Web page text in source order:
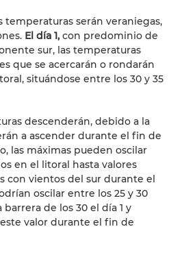
temperaturas serán veraniegas,
El día 1, con predominio de
sur, las temperaturas
que se acercarán o rondarán
situándose entre los 30 y 35
descenderán, debido a la
a ascender durante el fin de
las máximas pueden oscilar
en el litoral hasta valores
con vientos del sur durante el
oscilar entre los 25 y 30
de los 30 el día 1 y
valor durante el fin de